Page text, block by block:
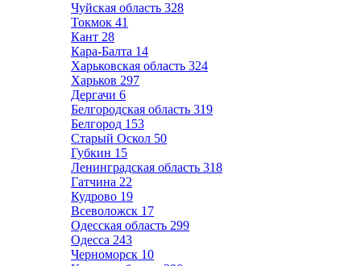
Чуйская область 328
Токмок 41
Кант 28
Кара-Балта 14
Харьковская область 324
Харьков 297
Дергачи 6
Белгородская область 319
Белгород 153
Старый Оскол 50
Губкин 15
Ленинградская область 318
Гатчина 22
Кудрово 19
Всеволожск 17
Одесская область 299
Одесса 243
Черноморск 10